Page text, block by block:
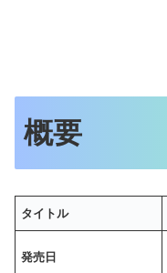
概要
タイトル
発売日